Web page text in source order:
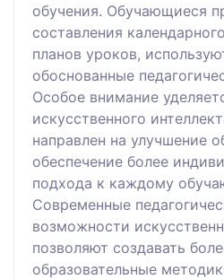
обучения. Обучающиеся
составления
планов уроков,
обоснованные
Особое внимание
искусственного
направлен на улучшение
обеспечение более
подхода к каждому
Современные
возможности
позволяют создавать
образовательные